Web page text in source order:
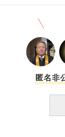
来るのが怖くも
ています。 法
答えを出し、早
ろうとも思っています。 『いつかは
道。最終的には
ってはいるので
このような私で
す。 お忙しい
匿名非